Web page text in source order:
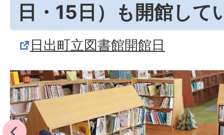
日・15日）も開館して
日出町立図書館開館日
前へ